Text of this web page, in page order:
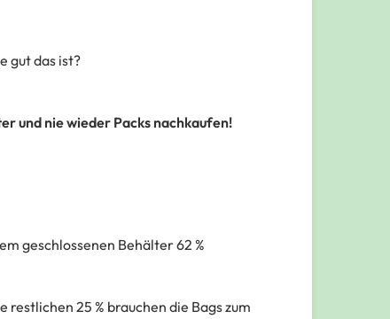
gut das ist?
und nie wieder Packs nachkaufen!
geschlossenen Behälter 62 %
25 % brauchen die Bags zum